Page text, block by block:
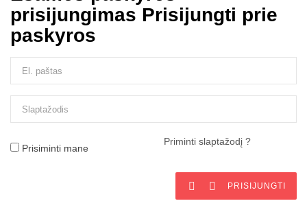
prisijungimas Prisijungti prie
paskyros
Prisiminti mane
Priminti slaptažodį ?
  PRISIJUNGTI